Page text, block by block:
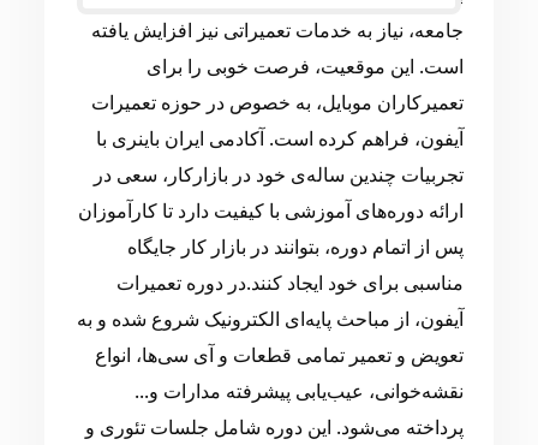
جامعه، نیاز به خدمات تعمیراتی نیز افزایش یافته
است. این موقعیت، فرصت خوبی را برای
تعمیرکاران موبایل، به خصوص در حوزه تعمیرات
آیفون، فراهم کرده است. آکادمی ایران باینری با
تجربیات چندین ساله‌ی خود در بازارکار، سعی در
ارائه دوره‌های آموزشی با کیفیت دارد تا کارآموزان
پس از اتمام دوره، بتوانند در بازار کار جایگاه
مناسبی برای خود ایجاد کنند.در دوره تعمیرات
آیفون، از مباحث پایه‌ای الکترونیک شروع شده و به
تعویض و تعمیر تمامی قطعات و آی سی‌ها، انواع
نقشه‌خوانی، عیب‌یابی پیشرفته مدارات و...
پرداخته می‌شود. این دوره شامل جلسات تئوری و